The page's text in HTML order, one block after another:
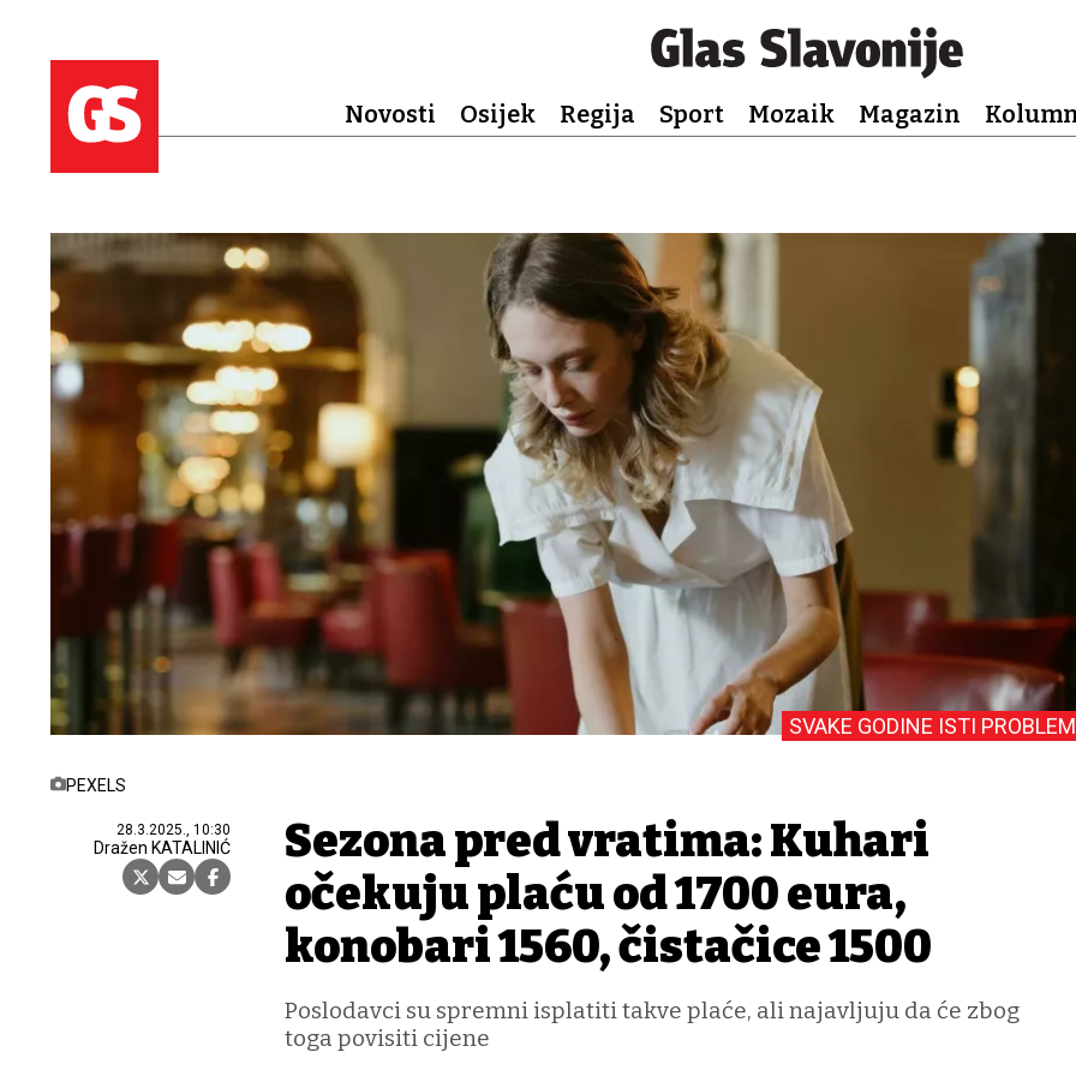
Novosti Osijek Regija Sport Mozaik Magazin
PEXELS
28.3.2025., 10:30
Dražen KATALINIĆ
SVAKE GODINE ISTI
Sezona pred vratima: Kuhari
očekuju plaću od 1700 eura,
konobari 1560, čistačice 1500
Poslodavci su spremni isplatiti takve plaće, ali najavljuju da će zbog
toga povisiti cijene